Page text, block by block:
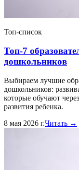
Топ-список
Топ-7
дошкольников
Выбираем лучшие
дошкольников:
которые обучают
развития ребенка.
8 мая 2026 г.Читать →